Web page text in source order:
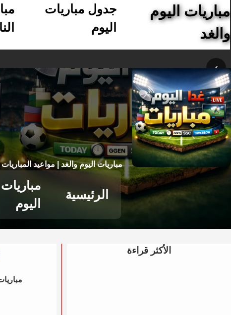
مباريات اليوم
والغد
جدول مباريات
اليوم
›
مباريات اليوم والغد | مواعيد
الرئيسية
مباريات
اليوم
الأكثر قراءة